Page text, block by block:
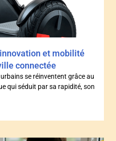
et mobilité
connectée
se réinventent grâce au
qui séduit par sa rapidité, son